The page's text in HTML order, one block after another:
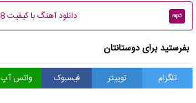
mp3 دانلود آهنگ با کیفیت 128
بفرستید برای دوستانتان
تلگرام توییتر فیسبوک واتس آپ